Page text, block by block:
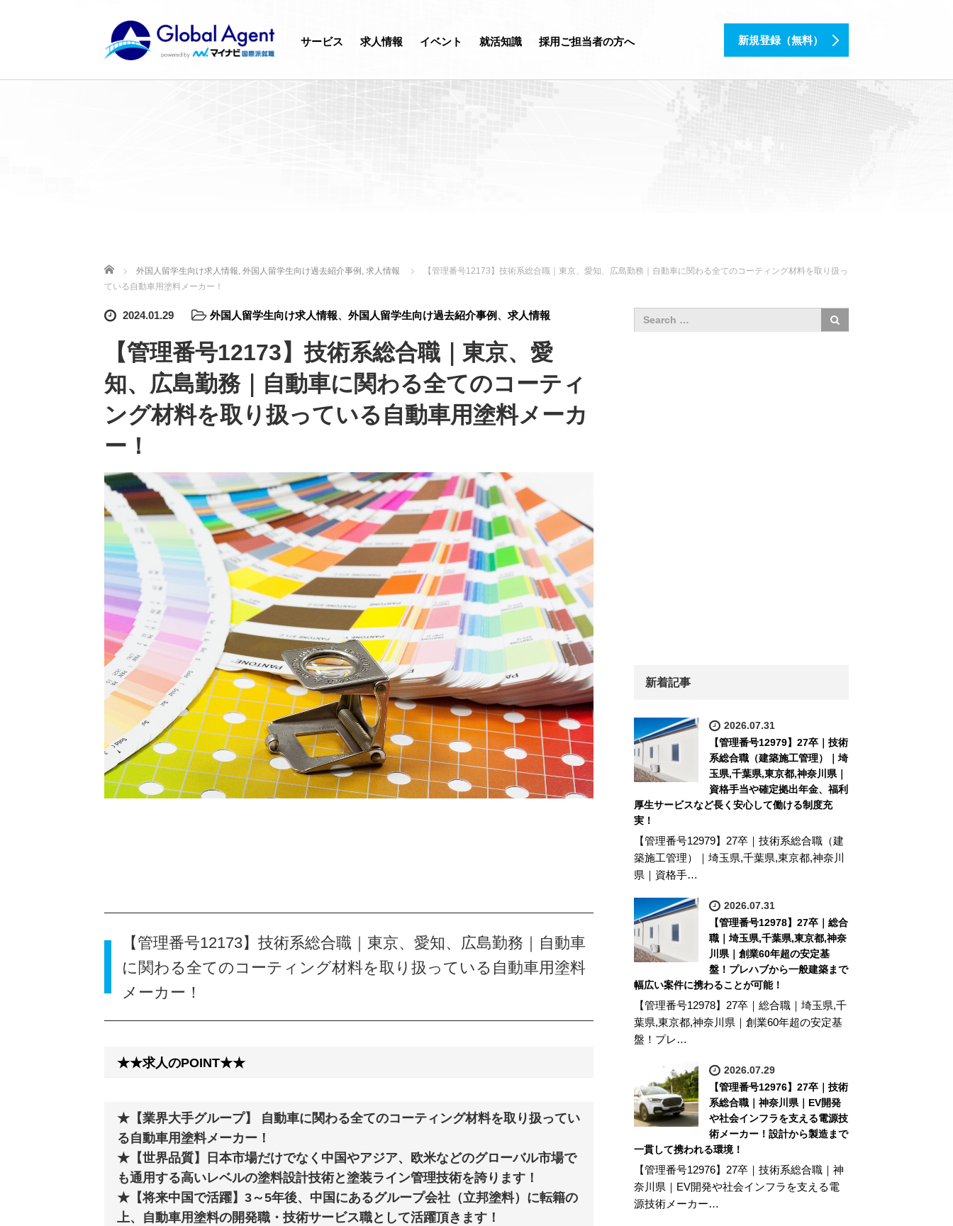
サービス 求人情報 イベント 就活知識 採用ご担当者の方へ 新規登録（無料）
ホーム 外国人留学生向け求人情報, 外国人留学生向け過去紹介事例 , 求人情報
【管理番号12173】技術系総合職｜東京、愛知、広島勤務｜自動車に関わる全てのコーティング材料を取り扱っ
ている自動車用塗料メーカー！
2024.01.29 外国人留学生向け求人情報、 外国人留学生向け過去紹介事例、 求人情報
【管理番号12173】技術系総合職｜東京、愛
知、広島勤務｜自動車に関わる全てのコーティ
ング材料を取り扱っている自動車用塗料メーカ
ー！
【管理番号12173】技術系総合職｜東京、愛知、広島勤務｜自動車
に関わる全てのコーティング材料を取り扱っている自動車用塗料
メーカー！
★★求人のPOINT★★
★【業界大手グループ】 自動車に関わる全てのコーティング材料を取り扱ってい
る自動車用塗料メーカー！
★【世界品質】日本市場だけでなく中国やアジア、欧米などのグローバル市場で
も通用する高いレベルの塗料設計技術と塗装ライン管理技術を誇ります！
★【将来中国で活躍】3～5年後、中国にあるグループ会社（立邦塗料）に転籍の
上、自動車用塗料の開発職・技術サービス職として活躍頂きます！
新着記事
2026.07.31
【管理番号12979】27卒｜技術
系総合職（建築施工管理）｜埼
玉県,千葉県,東京都,神奈川県｜
資格手当や確定拠出年金、福利
厚生サービスなど長く安心して働ける制度充
実！
【管理番号12979】27卒｜技術系総合職（建
築施工管理）｜埼玉県,千葉県,東京都,神奈川
県｜資格手…
2026.07.31
【管理番号12978】27卒｜総合
職｜埼玉県,千葉県,東京都,神奈
川県｜創業60年超の安定基
盤！プレハブから一般建築まで
幅広い案件に携わることが可能！
【管理番号12978】27卒｜総合職｜埼玉県,千
葉県,東京都,神奈川県｜創業60年超の安定基
盤！プレ…
2026.07.29
【管理番号12976】27卒｜技術
系総合職｜神奈川県｜EV開発
や社会インフラを支える電源技
術メーカー！設計から製造まで
一貫して携われる環境！
【管理番号12976】27卒｜技術系総合職｜神
奈川県｜EV開発や社会インフラを支える電
源技術メーカー…